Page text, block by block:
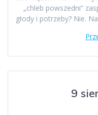
„chleb powszedni”
głody i potrzeby? Nie.
9